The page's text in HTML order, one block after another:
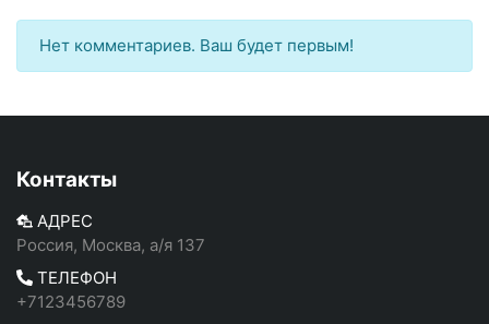
Нет комментариев. Ваш будет первым!
Контакты
АДРЕС
Россия, Москва, а/я 137
ТЕЛЕФОН
+7123456789